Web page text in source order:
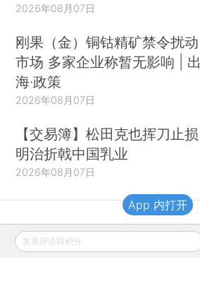
2026年08月07日
刚果（金）铜钴精矿禁令扰动
市场 多家企业称暂无影响 | 出
海·政策
2026年08月07日
【交易簿】松田克也挥刀止损
明治折戟中国乳业
2026年08月07日
财新移动
发表评论得积分
App 内打开